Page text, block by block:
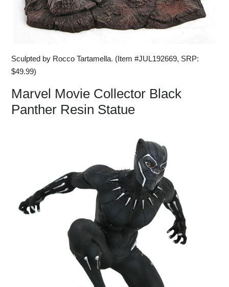
Sculpted by Rocco Tartamella. (Item #JUL192669, SRP:
$49.99)
Marvel Movie Collector Black
Panther Resin Statue